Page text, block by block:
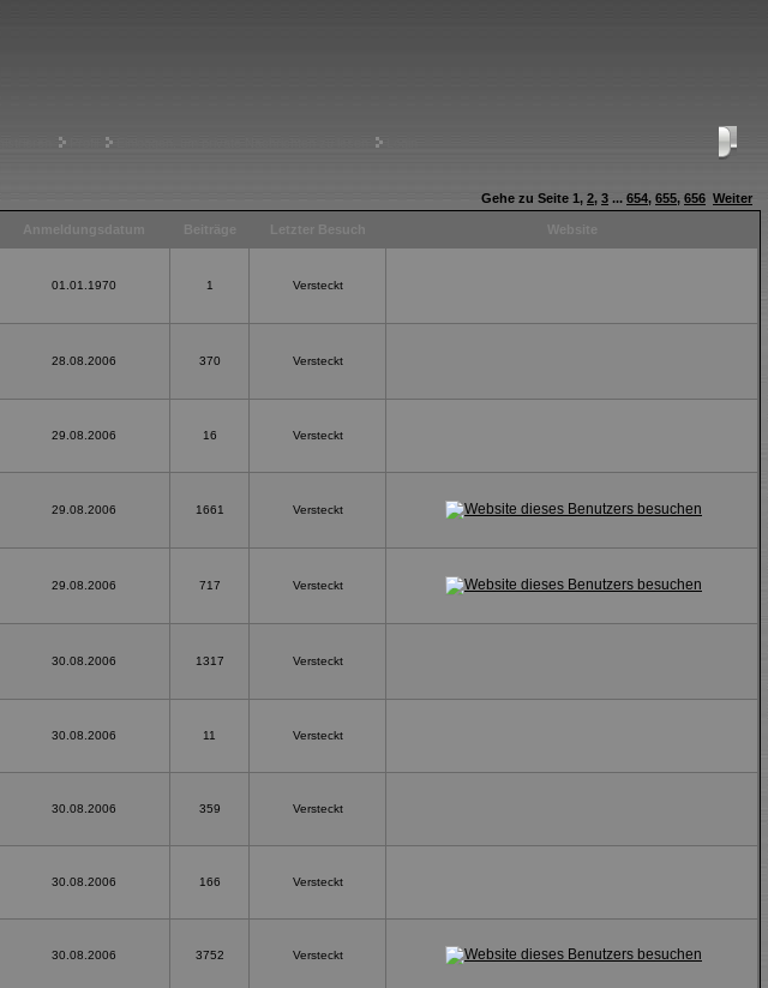
Gehe zu Seite 1, 2, 3 ... 654, 655, 656 Weiter
01.01.1970 1 Versteckt
28.08.2006 370 Versteckt
29.08.2006 16 Versteckt
29.08.2006 1661 Versteckt
29.08.2006 717 Versteckt
30.08.2006 1317 Versteckt
30.08.2006 11 Versteckt
30.08.2006 359 Versteckt
30.08.2006 166 Versteckt
30.08.2006 3752 Versteckt